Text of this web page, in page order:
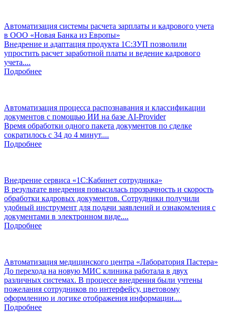
Автоматизация системы расчета зарплаты и кадрового учета
в ООО «Новая Банка из Европы»
Внедрение и адаптация продукта 1С:ЗУП позволили
упростить расчет заработной платы и ведение кадрового
учета....
Подробнее
Автоматизация процесса распознавания и классификации
документов с помощью ИИ на базе AI-Provider
Время обработки одного пакета документов по сделке
сократилось с 34 до 4 минут....
Подробнее
Внедрение сервиса «1С:Кабинет сотрудника»
В результате внедрения повысилась прозрачность и скорость
обработки кадровых документов. Сотрудники получили
удобный инструмент для подачи заявлений и ознакомления с
документами в электронном виде....
Подробнее
Автоматизация медицинского центра «Лаборатория Пастера»
До перехода на новую МИС клиника работала в двух
различных системах. В процессе внедрения были учтены
пожелания сотрудников по интерфейсу, цветовому
оформлению и логике отображения информации....
Подробнее